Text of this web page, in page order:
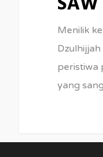
Menilik
peristiwa
yang